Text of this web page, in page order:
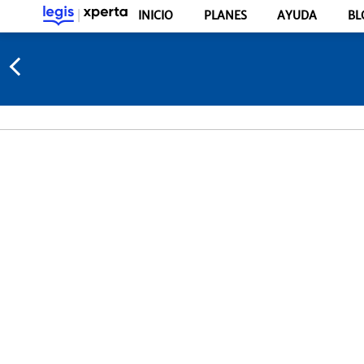
INICIO PLANES AYUDA